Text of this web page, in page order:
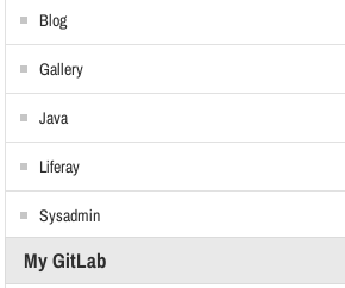
Blog
Gallery
Java
Liferay
Sysadmin
My GitLab